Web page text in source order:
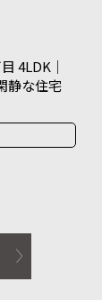
4LDK｜
静な住宅